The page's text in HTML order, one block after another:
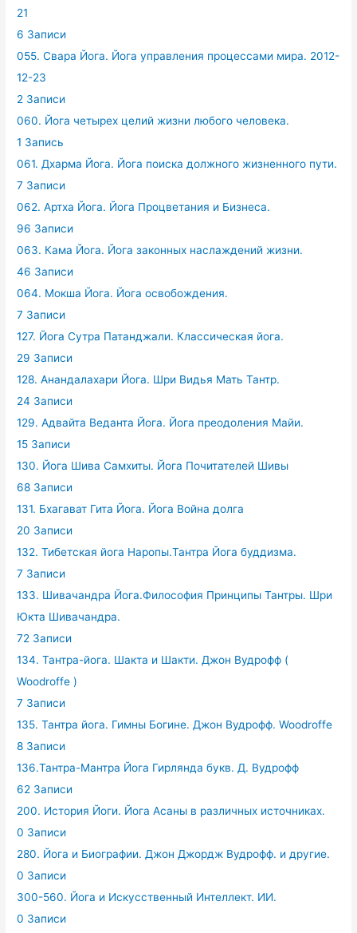
21
6 Записи
055. Свара Йога. Йога управления процессами мира. 2012-
12-23
2 Записи
060. Йога четырех целий жизни любого человека.
1 Запись
061. Дхарма Йога. Йога поиска должного жизненного пути.
7 Записи
062. Артха Йога. Йога Процветания и Бизнеса.
96 Записи
063. Кама Йога. Йога законных наслаждений жизни.
46 Записи
064. Мокша Йога. Йога освобождения.
7 Записи
127. Йога Сутра Патанджали. Классическая йога.
29 Записи
128. Анандалахари Йога. Шри Видья Мать Тантр.
24 Записи
129. Адвайта Веданта Йога. Йога преодоления Майи.
15 Записи
130. Йога Шива Самхиты. Йога Почитателей Шивы
68 Записи
131. Бхагават Гита Йога. Йога Война долга
20 Записи
132. Тибетская йога Наропы.Тантра Йога буддизма.
7 Записи
133. Шивачандра Йога.Философия Принципы Тантры. Шри
Юкта Шивачандра.
72 Записи
134. Тантра-йога. Шакта и Шакти. Джон Вудрофф (
Woodroffe )
7 Записи
135. Тантра йога. Гимны Богине. Джон Вудрофф. Woodroffe
8 Записи
136.Тантра-Мантра Йога Гирлянда букв. Д. Вудрофф
62 Записи
200. История Йоги. Йога Асаны в различных источниках.
0 Записи
280. Йога и Биографии. Джон Джордж Вудрофф. и другие.
0 Записи
300-560. Йога и Искусственный Интеллект. ИИ.
0 Записи